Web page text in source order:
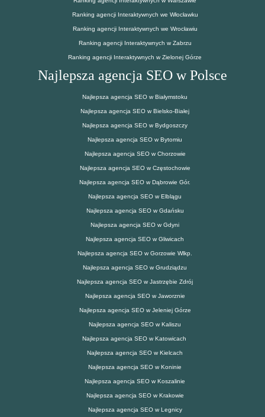
Ranking agencji Interaktywnych we Włocławku
Ranking agencji Interaktywnych we Wrocławiu
Ranking agencji Interaktywnych w Zabrzu
Ranking agencji Interaktywnych w Zielonej Górze
Najlepsza agencja SEO w Polsce
Najlepsza agencja SEO w Białymstoku
Najlepsza agencja SEO w Bielsko-Białej
Najlepsza agencja SEO w Bydgoszczy
Najlepsza agencja SEO w Bytomiu
Najlepsza agencja SEO w Chorzowie
Najlepsza agencja SEO w Częstochowie
Najlepsza agencja SEO w Dąbrowie Gór.
Najlepsza agencja SEO w Elblągu
Najlepsza agencja SEO w Gdańsku
Najlepsza agencja SEO w Gdyni
Najlepsza agencja SEO w Gliwicach
Najlepsza agencja SEO w Gorzowie Wlkp.
Najlepsza agencja SEO w Grudziądzu
Najlepsza agencja SEO w Jastrzębie Zdrój
Najlepsza agencja SEO w Jaworznie
Najlepsza agencja SEO w Jeleniej Górze
Najlepsza agencja SEO w Kaliszu
Najlepsza agencja SEO w Katowicach
Najlepsza agencja SEO w Kielcach
Najlepsza agencja SEO w Koninie
Najlepsza agencja SEO w Koszalinie
Najlepsza agencja SEO w Krakowie
Najlepsza agencja SEO w Legnicy